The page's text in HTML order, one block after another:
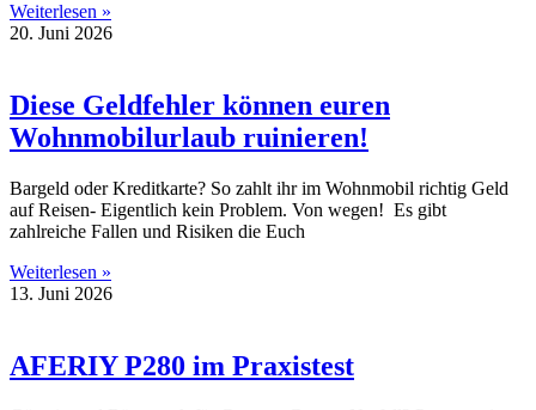
Weiterlesen »
20. Juni 2026
Diese Geldfehler können euren
Wohnmobilurlaub ruinieren!
Bargeld oder Kreditkarte? So zahlt ihr im Wohnmobil richtig Geld
auf Reisen- Eigentlich kein Problem. Von wegen! Es gibt
zahlreiche Fallen und Risiken die Euch
Weiterlesen »
13. Juni 2026
AFERIY P280 im Praxistest